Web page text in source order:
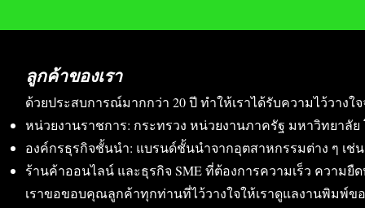
ลูกค้าของเรา
ด้วยประสบการณ์มากกว่า 20 ปี ทำให้เราได้รับความไว้วา
หน่วยงานราชการ: กระทรวง หน่วยงานภาครัฐ มหาวิทยาลัย
องค์กรธุรกิจชั้นนำ: แบรนด์ชั้นนำจากอุตสาหกรรมต่าง ๆ เช่
ร้านค้าออนไลน์ และธุรกิจ SME ที่ต้องการความเร็ว ความยื
เราขอขอบคุณลูกค้าทุกท่านที่ไว้วางใจให้เราดูแลงานพิมพ์ข